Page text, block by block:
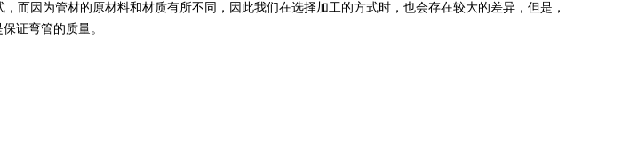
而因为管材的原材料和材质有所不同，因此我们在选择加工的方式时，也会存在较大的差异，但是，
证弯管的质量。